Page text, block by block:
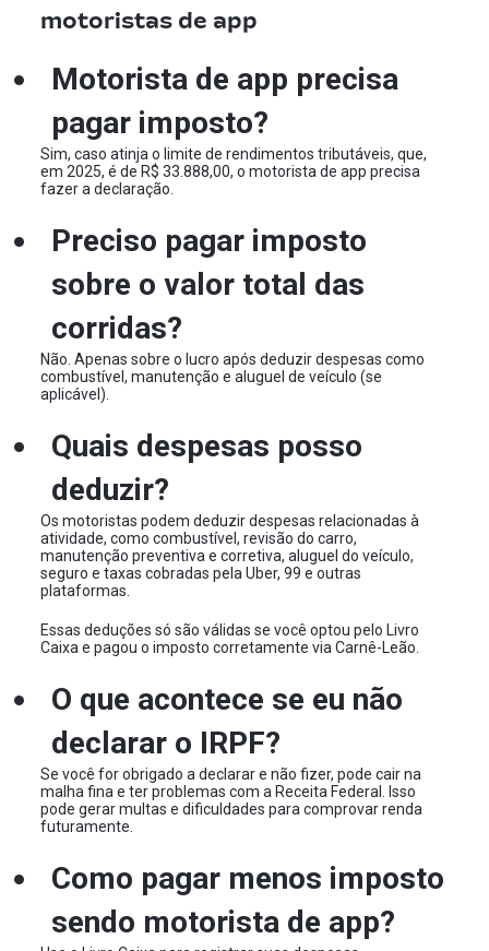
motoristas de app
Motorista de app precisa
pagar imposto?
Sim, caso atinja o limite de rendimentos tributáveis, que,
em 2025, é de R$ 33.888,00, o motorista de app precisa
fazer a declaração.
Preciso pagar imposto
sobre o valor total das
corridas?
Não. Apenas sobre o lucro após deduzir despesas como
combustível, manutenção e aluguel de veículo (se
aplicável).
Quais despesas posso
deduzir?
Os motoristas podem deduzir despesas relacionadas à
atividade, como combustível, revisão do carro,
manutenção preventiva e corretiva, aluguel do veículo,
seguro e taxas cobradas pela Uber, 99 e outras
plataformas.
Essas deduções só são válidas se você optou pelo Livro
Caixa e pagou o imposto corretamente via Carnê-Leão.
O que acontece se eu não
declarar o IRPF?
Se você for obrigado a declarar e não fizer, pode cair na
malha fina e ter problemas com a Receita Federal. Isso
pode gerar multas e dificuldades para comprovar renda
futuramente.
Como pagar menos imposto
sendo motorista de app?